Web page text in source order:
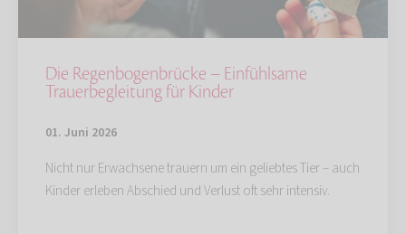
Die Regenbogenbrücke – Einfühlsame
Trauerbegleitung für Kinder
01. Juni 2026
Nicht nur Erwachsene trauern um ein geliebtes Tier – auch
Kinder erleben Abschied und Verlust oft sehr intensiv.